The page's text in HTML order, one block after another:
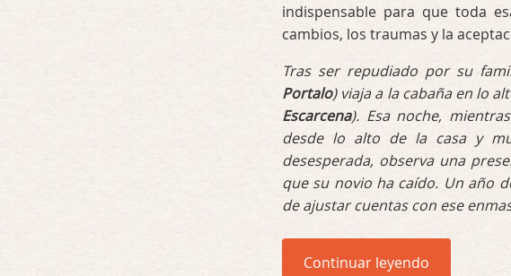
indispensable para que toda
cambios, los traumas y la
Tras ser repudiado por su
Portalo) viaja a la cabaña en lo
Escarcena). Esa noche,
desde lo alto de la casa y
desesperada, observa una
que su novio ha caído. Un año
de ajustar cuentas con ese
Continuar leyendo